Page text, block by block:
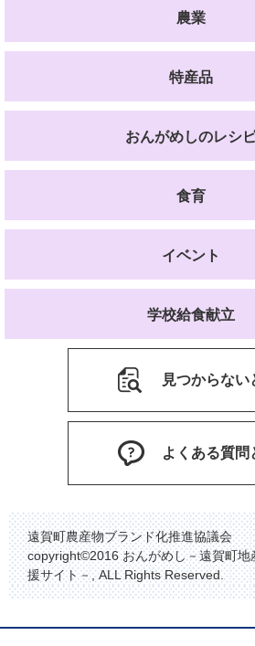
農業
特産品
おんがめしのレシ
食育
イベント
学校給食献立
見つからない
よくある質問
遠賀町農産物ブランド化推進協議会
copyright©2016 おんがめし－遠賀町地
援サイト－, ALL Rights Reserved.